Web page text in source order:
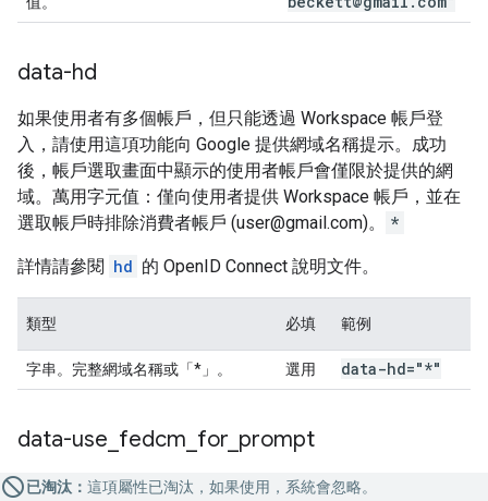
data-hd
如果使用者有多個帳戶，但只能透過 Workspace 帳戶登
入，請使用這項功能向 Google 提供網域名稱提示。成功
後，帳戶選取畫面中顯示的使用者帳戶會僅限於提供的網
域。萬用字元值：僅向使用者提供 Workspace 帳戶，並在
選取帳戶時排除消費者帳戶 (user@gmail.com)。
*
詳情請參閱 hd 的 OpenID Connect 說明文件。
類型 必填 範例
字串。完整網域名稱或「*」。 選用 data-hd="*"
data-use fedcm for prompt
已淘汰： 這項屬性已淘汰，如果使用，系統會忽略。